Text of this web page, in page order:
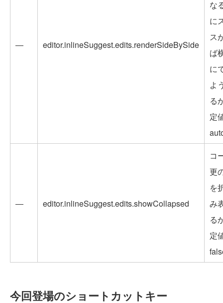
― editor.inlineSuggest.edits.renderSideBySide
な
に
ス
ば
に
よ
る
定
― editor.inlineSuggest.edits.showCollapsed
コ
更
を
み
る
定
今回登場のショートカットキー